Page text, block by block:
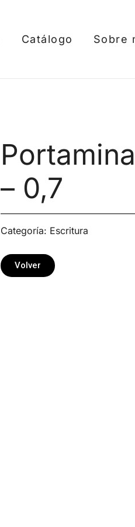
Catálogo Sobre
– 0,7
Categoría: Escritura
Volver